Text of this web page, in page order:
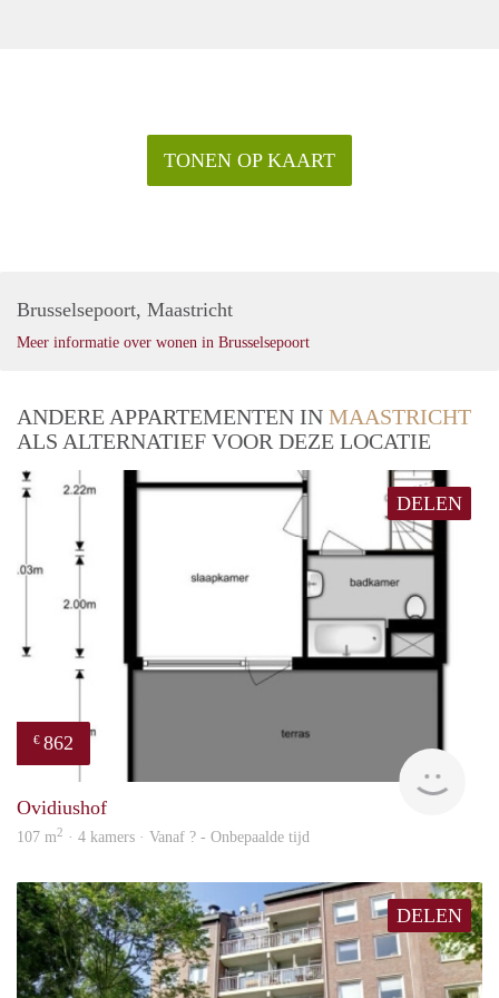
TONEN OP KAART
Brusselsepoort, Maastricht
Meer informatie over wonen in Brusselsepoort
ANDERE APPARTEMENTEN IN MAASTRICHT
ALS ALTERNATIEF VOOR DEZE LOCATIE
DELEN
€ 862
Ovidiushof
107 m2 · 4 kamers · Vanaf ? - Onbepaalde tijd
DELEN